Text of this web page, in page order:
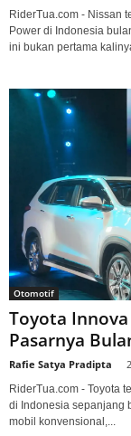
RiderTua.com - Nissan
Power di Indonesia
ini bukan pertama
Otomotif
Toyota
Pasarnya
Rafie Satya Pradipta
RiderTua.com - Toyota
di Indonesia sepanjang
mobil konvensional,...